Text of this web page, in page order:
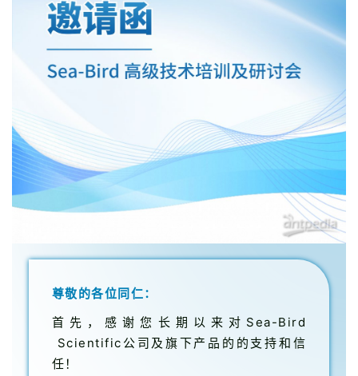
尊敬的各位同仁：
首先，感谢您长期以来对Sea-Bird
Scientific公司及旗下产品的的支持和信
任！